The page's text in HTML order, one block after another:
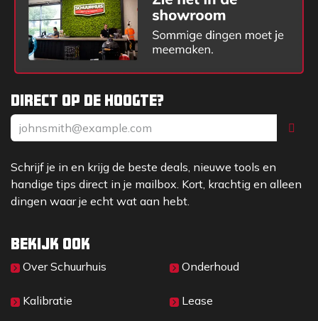
Direct op de hoogte?
Schrijf je in en krijg de beste deals, nieuwe tools en
handige tips direct in je mailbox. Kort, krachtig en alleen
dingen waar je echt wat aan hebt.
Bekijk ook
Over Sc​huurhuis
Kalibratie
Onderhoud
Lease